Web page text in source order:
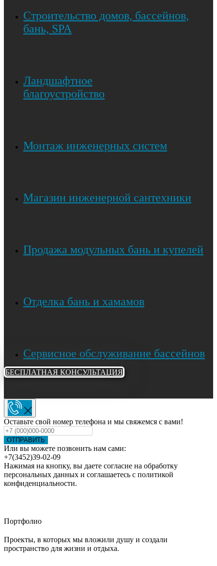
Строительство домов, бассейнов,
бань, SPA
Ландшафтное
благоустройство
Монтаж инженерных систем
Магазин инженерной сантехники
Продажа модульных бань и купелей
Отделка бань и хамамов
Сервисное обслуживание бассейнов
БЕСПЛАТНАЯ КОНСУЛЬТАЦИЯ
Оставьте свой номер телефона и мы свяжемся с вами!
ОТПРАВИТЬ
Или вы можете позвонить нам сами:
+7(3452)39-02-09
Нажимая на кнопку, вы даете согласие на обработку
персональных данных и соглашаетесь c политикой
конфиденциальности.
Портфолио
Проекты, в которых мы вложили душу и создали
пространство для жизни и отдыха.